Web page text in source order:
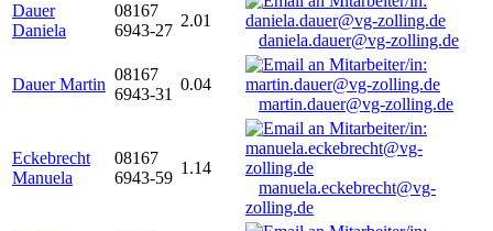
Dauer
Daniela
08167
6943-27
2.01
daniela.dauer@vg-zolling.de
Dauer Martin
08167
6943-31
0.04
martin.dauer@vg-zolling.de
Eckebrecht
Manuela
08167
6943-59
1.14
manuela.eckebrecht@vg-
zolling.de